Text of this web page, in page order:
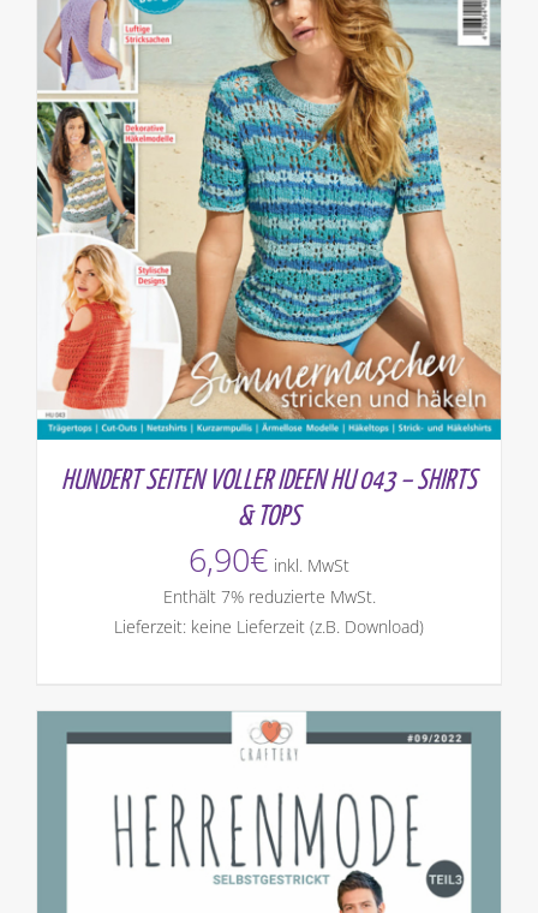
HUNDERT SEITEN VOLLER IDEEN HU 043 – SHIRTS
& TOPS
6,90€ inkl. MwSt
Enthält 7% reduzierte MwSt.
Lieferzeit: keine Lieferzeit (z.B. Download)